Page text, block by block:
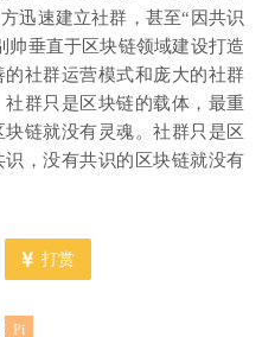
迅速建立社群，甚至“因共识
帅垂直于区块链领域建设打造
社群运营模式和庞大的社群
群只是区块链的载体，最重
链就没有灵魂。社群只是区
，没有共识的区块链就没有
打赏
Pi